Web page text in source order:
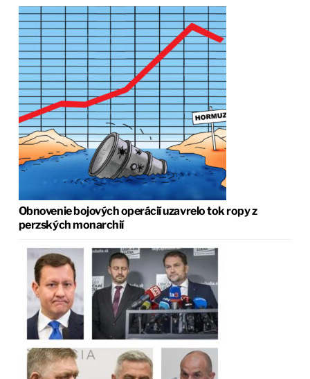
Obnovenie bojových operácií uzavrelo tok ropy z
perzských monarchií